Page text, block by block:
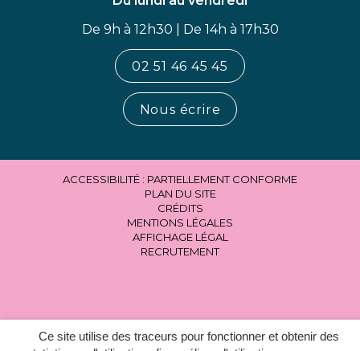
Ce site utilise des traceurs pour fonctionner et obtenir des
De 9h à 12h30 | De 14h à 17h30
02 51 46 45 45
Nous écrire
ACCESSIBILITÉ : PARTIELLEMENT CONFORME
PLAN DU SITE
CRÉDITS
MENTIONS LÉGALES
AFFICHAGE LÉGAL
RECRUTEMENT